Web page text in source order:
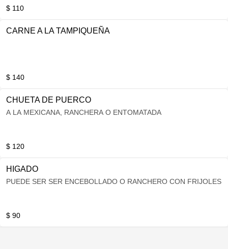
$ 110
CARNE A LA TAMPIQUEÑA
$ 140
CHUETA DE PUERCO
A LA MEXICANA, RANCHERA O ENTOMATADA
$ 120
HIGADO
PUEDE SER SER ENCEBOLLADO O RANCHERO CON FRIJOLES
$ 90